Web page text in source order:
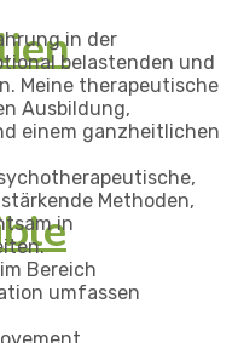
in der
belastenden und
Meine therapeutische
Ausbildung,
einem ganzheitlichen
Methoden,
in
Bereich
umfassen